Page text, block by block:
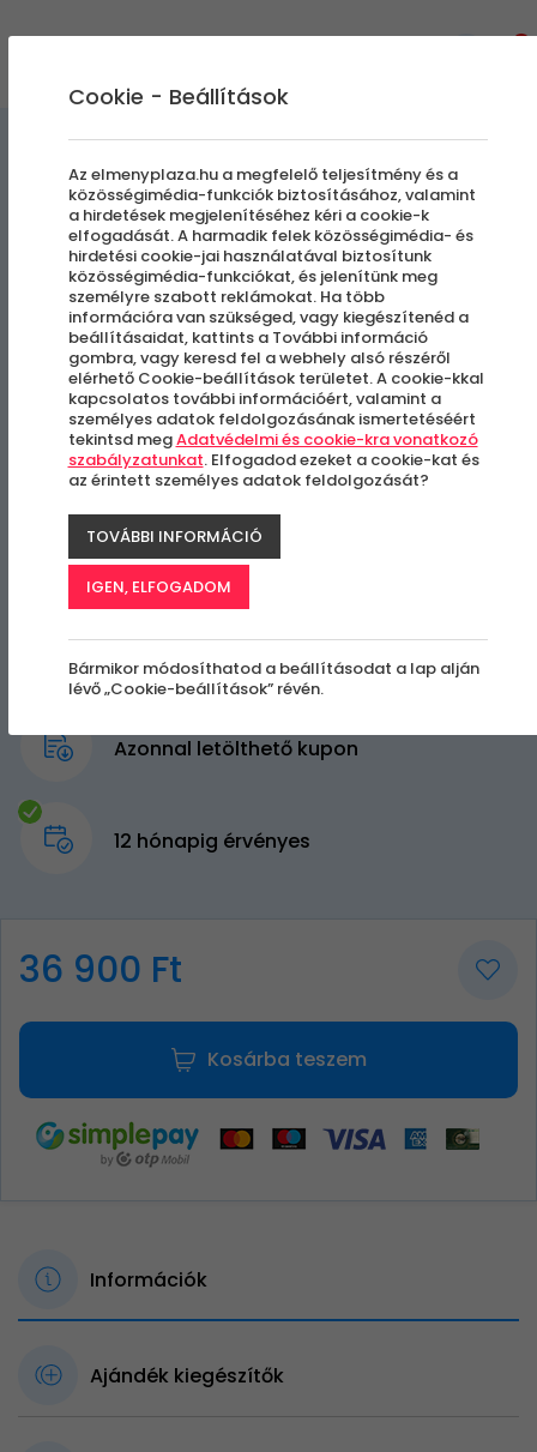
Teljes Újjászületés Masszázs
Budapest, V. kerület
Azonnal letölthető kupon
12 hónapig érvényes
36 900 Ft
Kosárba teszem
Információk
Ajándék kiegészítők
Cookie - Beállítások
Az elmenyplaza.hu a megfelelő teljesítmény és a
közösségimédia-funkciók biztosításához, valamint
a hirdetések megjelenítéséhez kéri a cookie-k
elfogadását. A harmadik felek közösségimédia- és
hirdetési cookie-jai használatával biztosítunk
közösségimédia-funkciókat, és jelenítünk meg
személyre szabott reklámokat. Ha több
információra van szükséged, vagy kiegészítenéd a
beállításaidat, kattints a További információ
gombra, vagy keresd fel a webhely alsó részéről
elérhető Cookie-beállítások területet. A cookie-kkal
kapcsolatos további információért, valamint a
személyes adatok feldolgozásának ismertetéséért
tekintsd megAdatvédelmi és cookie-kra vonatkozó
szabályzatunkat. Elfogadod ezeket a cookie-kat és
az érintett személyes adatok feldolgozását?
TOVÁBBI INFORMÁCIÓ
IGEN, ELFOGADOM
Bármikor módosíthatod a beállításodat a lap alján
lévő „Cookie-beállítások” révén.